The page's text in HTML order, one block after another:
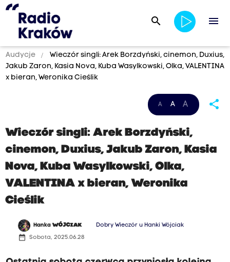
search menu
Audycje
Wieczór singli: Arek Borzdyński, cinemon, Duxius,
Jakub Zaron, Kasia Nova, Kuba Wasylkowski, Olka, VALENTINA
x bieran, Weronika Cieślik
A A A share
Wieczór singli: Arek Borzdyński,
cinemon, Duxius, Jakub Zaron, Kasia
Nova, Kuba Wasylkowski, Olka,
VALENTINA x bieran, Weronika
Cieślik
HankaWÓJCIAK Dobry Wieczór u Hanki Wójciak
date_range Sobota, 2025.06.28